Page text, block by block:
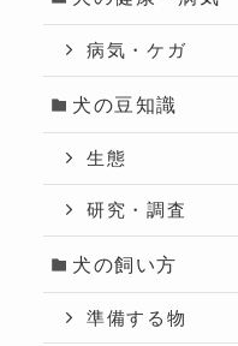
病気・ケガ
犬の豆知識
生態
研究・調査
犬の飼い方
準備する物